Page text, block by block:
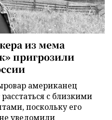
из мема
пригрозили
американец
с близкими
поскольку его
уведомили